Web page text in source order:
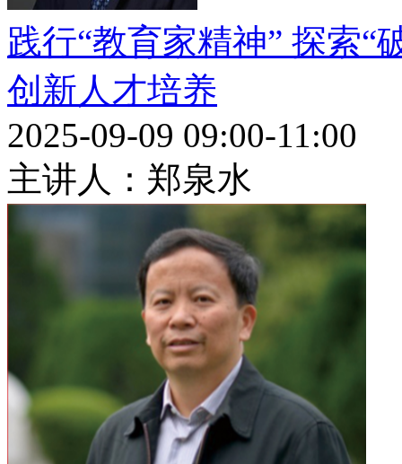
践行“教育家精神” 探索
创新人才培养
2025-09-09 09:00-11:00
主讲人：郑泉水